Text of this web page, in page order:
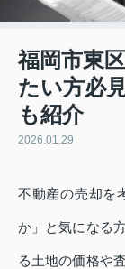
福岡市東
たい方必
も紹介
2026.01.29
不動産の売却を
か」と気になる
る土地の価格や